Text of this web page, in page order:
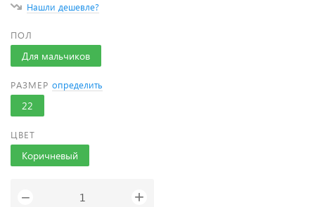
Нашли дешевле?
ПОЛ
Для мальчиков
РАЗМЕР определить
22
ЦВЕТ
Коричневый
− +